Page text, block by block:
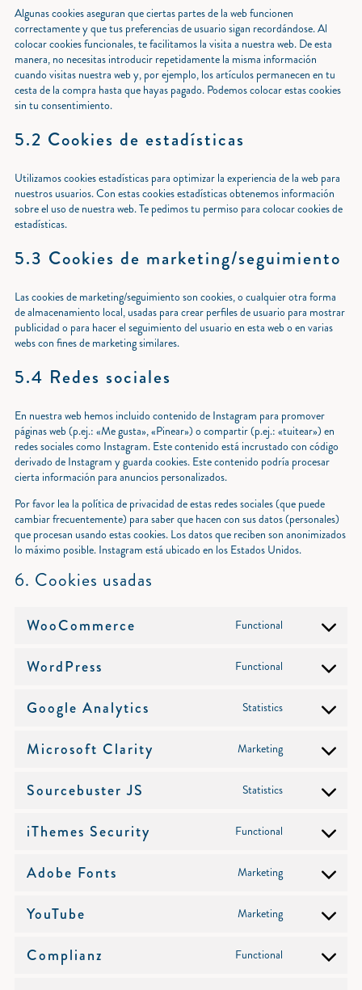
Algunas cookies aseguran que ciertas partes de la web funcionen
correctamente y que tus preferencias de usuario sigan recordándose. Al
colocar cookies funcionales, te facilitamos la visita a nuestra web. De esta
manera, no necesitas introducir repetidamente la misma información
cuando visitas nuestra web y, por ejemplo, los artículos permanecen en tu
cesta de la compra hasta que hayas pagado. Podemos colocar estas cookies
sin tu consentimiento.
5.2 Cookies de estadísticas
Utilizamos cookies estadísticas para optimizar la experiencia de la web para
nuestros usuarios. Con estas cookies estadísticas obtenemos información
sobre el uso de nuestra web. Te pedimos tu permiso para colocar cookies de
estadísticas.
5.3 Cookies de marketing/seguimiento
Las cookies de marketing/seguimiento son cookies, o cualquier otra forma
de almacenamiento local, usadas para crear perfiles de usuario para mostrar
publicidad o para hacer el seguimiento del usuario en esta web o en varias
webs con fines de marketing similares.
5.4 Redes sociales
En nuestra web hemos incluido contenido de Instagram para promover
páginas web (p.ej.: «Me gusta», «Pinear») o compartir (p.ej.: «tuitear») en
redes sociales como Instagram. Este contenido está incrustado con código
derivado de Instagram y guarda cookies. Este contenido podría procesar
cierta información para anuncios personalizados.
Por favor lea la política de privacidad de estas redes sociales (que puede
cambiar frecuentemente) para saber que hacen con sus datos (personales)
que procesan usando estas cookies. Los datos que reciben son anonimizados
lo máximo posible. Instagram está ubicado en los Estados Unidos.
6. Cookies usadas
WooCommerce Functional
Consent
service
woocommerce
WordPress Functional
Consent
service
wordpress
Google Analytics Statistics
Consent
service
Microsoft Clarity Marketing
Consent
service
microsoft-
Sourcebuster JS Statistics
Consent
service
sourcebuster-
iThemes Security Functional
Consent
service
ithemes-
Adobe Fonts Marketing
Consent
service
YouTube Marketing
Consent
service
youtube
Complianz Functional
Consent